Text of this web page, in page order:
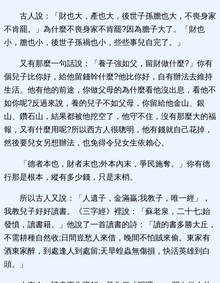
古人說：「財也大，產也大，後世子孫膽也大，不喪身家
不肯罷。」為什麼不喪身家不肯罷?因為膽子大了。「財也
小，膽也小，後世子孫禍也小，些些事兒自完了。」
又有那麼一句話說：「養子強如父，留財做什麼?」你有
個兒子比你好，給他留錢幹什麼?他比你好，自有辦法去維持
生活。他有他的前途，你做父母的為什麼看他沒出息，看他不
如你呢?反過來說，養的兒子不如父母，你留給他金山、銀
山、鑽石山，結果都被他挖空了，他守不住，沒有那麼大的福
報，又有什麼用呢?所以西方人很聰明，他有錢就自己花掉，
然後要兒女另想辦法，也免得令兒女生依賴心。
「德者本也，財者末也;外本內末，爭民施奪。」你有德
行那是根本，縱有多少錢，只是末梢。
所以古人又說：「人遺子，金滿贏;我教子，唯一經」，
我教兒子好好讀書。《三字經》裡說：「蘇老泉，二十七;始
發憤，讀書籍。」他說了一首讀書的詩：「讀的書多勝大丘，
不需耕種自然收;日間豈愁人來借，晚間不怕賊來偷。東家有
酒東家醉，到處逢人到處留;天旱蝗蟲無傷損，快活英雄到白
頭。」